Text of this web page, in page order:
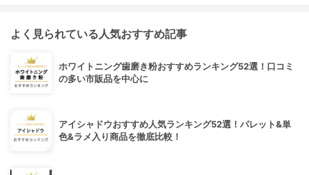
よく見られている人気おすすめ記事
ホワイトニング歯磨き粉おすすめランキング52選！口コミ
の多い市販品を中心に
アイシャドウおすすめ人気ランキング52選！パレット&単
色&ラメ入り商品を徹底比較！